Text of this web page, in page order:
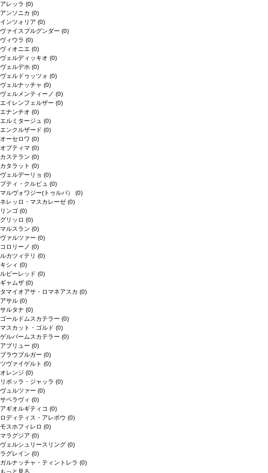
アレッラ (0)
アンソニカ (0)
インツォリア (0)
ヴァイスブルグンダー (0)
ヴィウラ (0)
ヴィオニエ (0)
ヴェルディッキオ (0)
ヴェルデホ (0)
ヴェルドゥッツォ (0)
ヴェルナッチャ (0)
ヴェルメンティーノ (0)
エイレンフェルザー (0)
エナンチオ (0)
エルミタージュ (0)
エンクルザード (0)
オーセロワ (0)
オプティマ (0)
カステラン (0)
カタラット (0)
ヴェルデーリョ (0)
プティ・クルビュ (0)
マルヴォワジー(トゥルバ） (0)
ネレッロ・マスカレーゼ (0)
リンゴ (0)
グリッロ (0)
マルスラン (0)
ヴァルツァー (0)
コロリーノ (0)
ルカツィテリ (0)
キシィ (0)
ルビーレッド (0)
ギャムザ (0)
タマイオアサ・ロマネアスカ (0)
アサル (0)
サルタナ (0)
ゴールドムスカテラー (0)
マスカット・ゴルド (0)
ゲルバームスカテラー (0)
アブリュー (0)
ブラウブルガー (0)
ツヴァイゲルト (0)
オレンジ (0)
リボッラ・ジャッラ (0)
ヴュルツァー (0)
サペラヴィ (0)
アギオルギティコ (0)
ロディティス・アレポウ (0)
モスホフィレロ (0)
マラグジア (0)
ヴェルシュリースリング (0)
ラグレイン (0)
ガルナッチャ・ティントレラ (0)
もっと見る